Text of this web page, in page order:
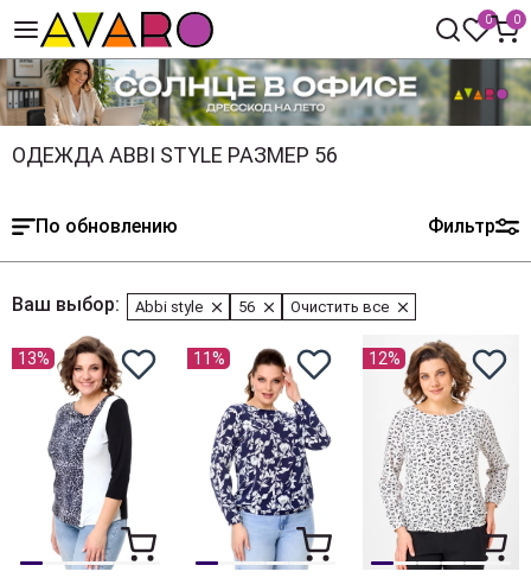
0 0
ОДЕЖДА ABBI STYLE РАЗМЕР 56
По обновлению Фильтр
Ваш выбор: Abbi style 56 Очистить все
13% 11% 12%